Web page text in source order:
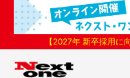
ス
【2027年 新卒採用に